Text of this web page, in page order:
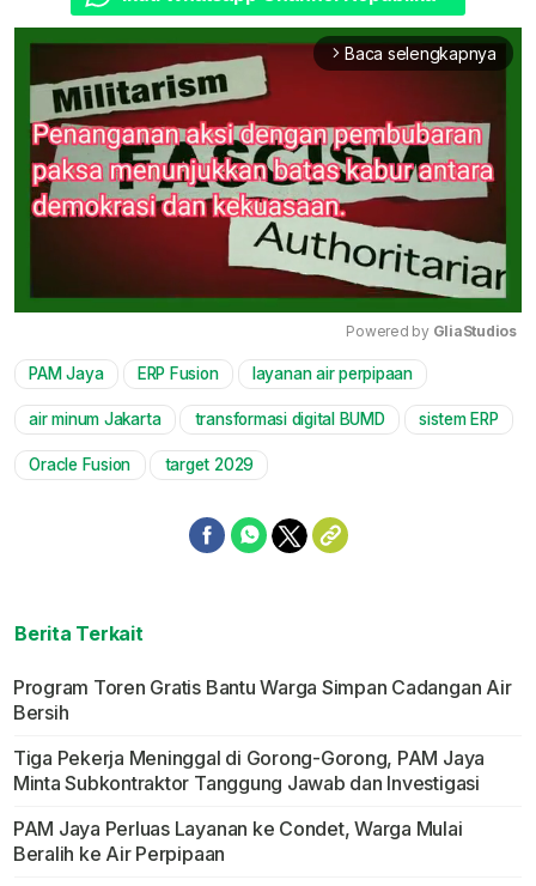
arrow_forward_ios Baca selengkapnya
Powered by GliaStudios
PAM Jaya ERP Fusion layanan air perpipaan
air minum Jakarta transformasi digital BUMD sistem ERP
Oracle Fusion target 2029
Berita Terkait
Program Toren Gratis Bantu Warga Simpan Cadangan Air
Bersih
Tiga Pekerja Meninggal di Gorong-Gorong, PAM Jaya
Minta Subkontraktor Tanggung Jawab dan Investigasi
PAM Jaya Perluas Layanan ke Condet, Warga Mulai
Beralih ke Air Perpipaan